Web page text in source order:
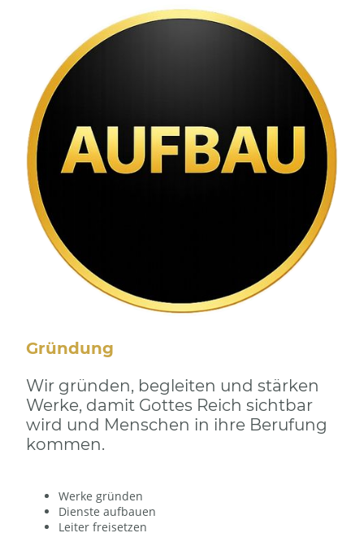
Gründung
Wir gründen, begleiten und stärken
Werke, damit Gottes Reich sichtbar
wird und Menschen in ihre Berufung
kommen.
Werke gründen
Dienste aufbauen
Leiter freisetzen